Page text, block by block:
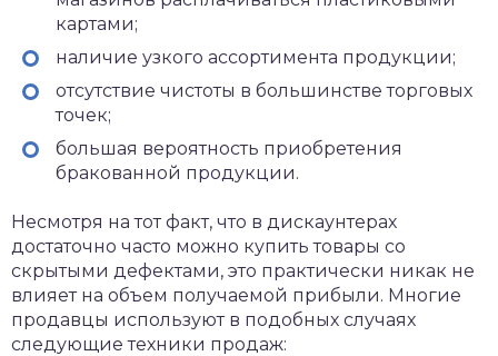
картами;
наличие узкого ассортимента продукции;
отсутствие чистоты в большинстве торговых
точек;
большая вероятность приобретения
бракованной продукции.
Несмотря на тот факт, что в дискаунтерах
достаточно часто можно купить товары со
скрытыми дефектами, это практически никак не
влияет на объем получаемой прибыли. Многие
продавцы используют в подобных случаях
следующие техники продаж: